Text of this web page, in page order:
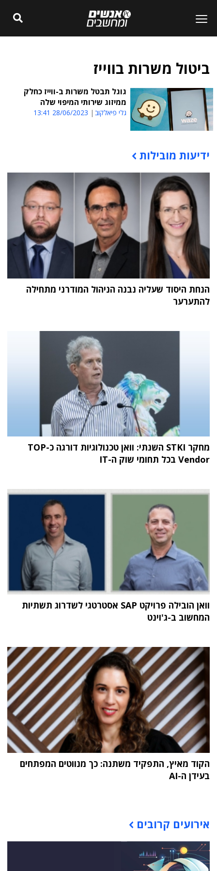
ביטול משרות בווייז
גוגל תבטל משרות ב-ווייז כחלק
ממיזוג שירותי המיפוי שלה
גלי פיאלקוב 28/06/2023 13:41
תוכן פרסומי
ידיעות מובילות
הנחת היסוד שעליה נבנה הניהול המודרני מתחילה
להתערער
מחקר STKI השנתי: וואן טכנולוגיות דורגה כ-TOP
Vendor בכל תחומי שוק ה-IT
וואן הובילה פרויקט SAP אסטרטגי לשדרוג תשתיות
המחשוב ב-ג'וינט
הקוד מאיץ, התפקיד משתנה: כך מנווטים המפתחים
בעידן ה-AI
אירועים קרובים